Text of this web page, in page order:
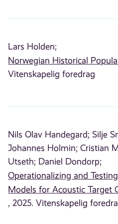
Lars Holden;
Norwegian Historical
Vitenskapelig foredrag
Nils Olav Handegard; Silje
Johannes Holmin; Cristian
Utseth; Daniel Dondorp;
Operationalizing and
Models for Acoustic Target
, 2025. Vitenskapelig